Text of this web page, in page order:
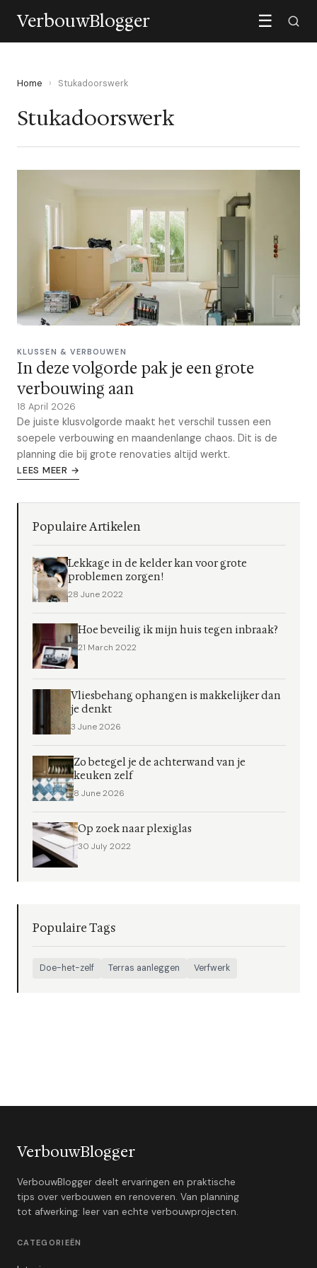
VerbouwBlogger ☰
Home › Stukadoorswerk
Stukadoorswerk
KLUSSEN & VERBOUWEN
In deze volgorde pak je een grote
verbouwing aan
18 April 2026
De juiste klusvolgorde maakt het verschil tussen een
soepele verbouwing en maandenlange chaos. Dit is de
planning die bij grote renovaties altijd werkt.
LEES MEER →
Populaire Artikelen
Lekkage in de kelder kan voor grote
problemen zorgen!
28 June 2022
Hoe beveilig ik mijn huis tegen inbraak?
21 March 2022
Vliesbehang ophangen is makkelijker dan
je denkt
3 June 2026
Zo betegel je de achterwand van je
keuken zelf
8 June 2026
Op zoek naar plexiglas
30 July 2022
Populaire Tags
Doe-het-zelf Terras aanleggen Verfwerk
VerbouwBlogger
VerbouwBlogger deelt ervaringen en praktische
tips over verbouwen en renoveren. Van planning
tot afwerking: leer van echte verbouwprojecten.
CATEGORIEËN